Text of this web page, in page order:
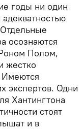
годы ни один
осознаются
Полом,
жестко
Имеются
экспертов. Одни
Хантингтона
стоят
и в